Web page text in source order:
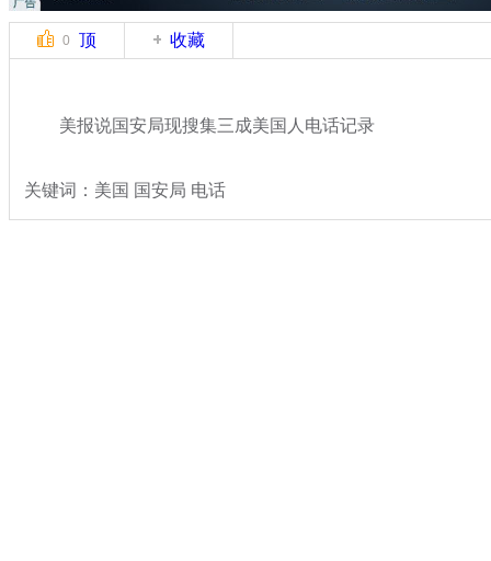
0 顶 收藏
美报说国安局现搜集三成美国人电话记录
关键词：美国 国安局 电话